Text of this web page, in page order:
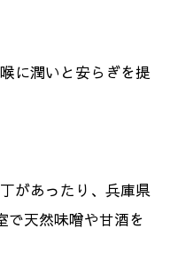
に潤いと安らぎを提
があったり、兵庫県
で天然味噌や甘酒を